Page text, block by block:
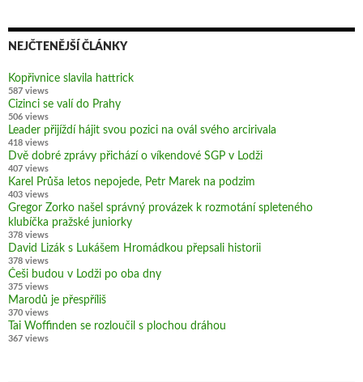
NEJČTENĚJŠÍ ČLÁNKY
Kopřivnice slavila hattrick
587 views
Cizinci se valí do Prahy
506 views
Leader přijíždí hájit svou pozici na ovál svého arcirivala
418 views
Dvě dobré zprávy přichází o víkendové SGP v Lodži
407 views
Karel Průša letos nepojede, Petr Marek na podzim
403 views
Gregor Zorko našel správný provázek k rozmotání spleteného
klubíčka pražské juniorky
378 views
David Lizák s Lukášem Hromádkou přepsali historii
378 views
Češi budou v Lodži po oba dny
375 views
Marodů je přespříliš
370 views
Tai Woffinden se rozloučil s plochou dráhou
367 views